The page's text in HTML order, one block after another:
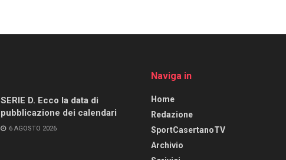
SERIE D. Ecco la data di
pubblicazione dei calendari
6 AGOSTO 2026
Naviga in
Home
Redazione
SportCasertanoTV
Archivio